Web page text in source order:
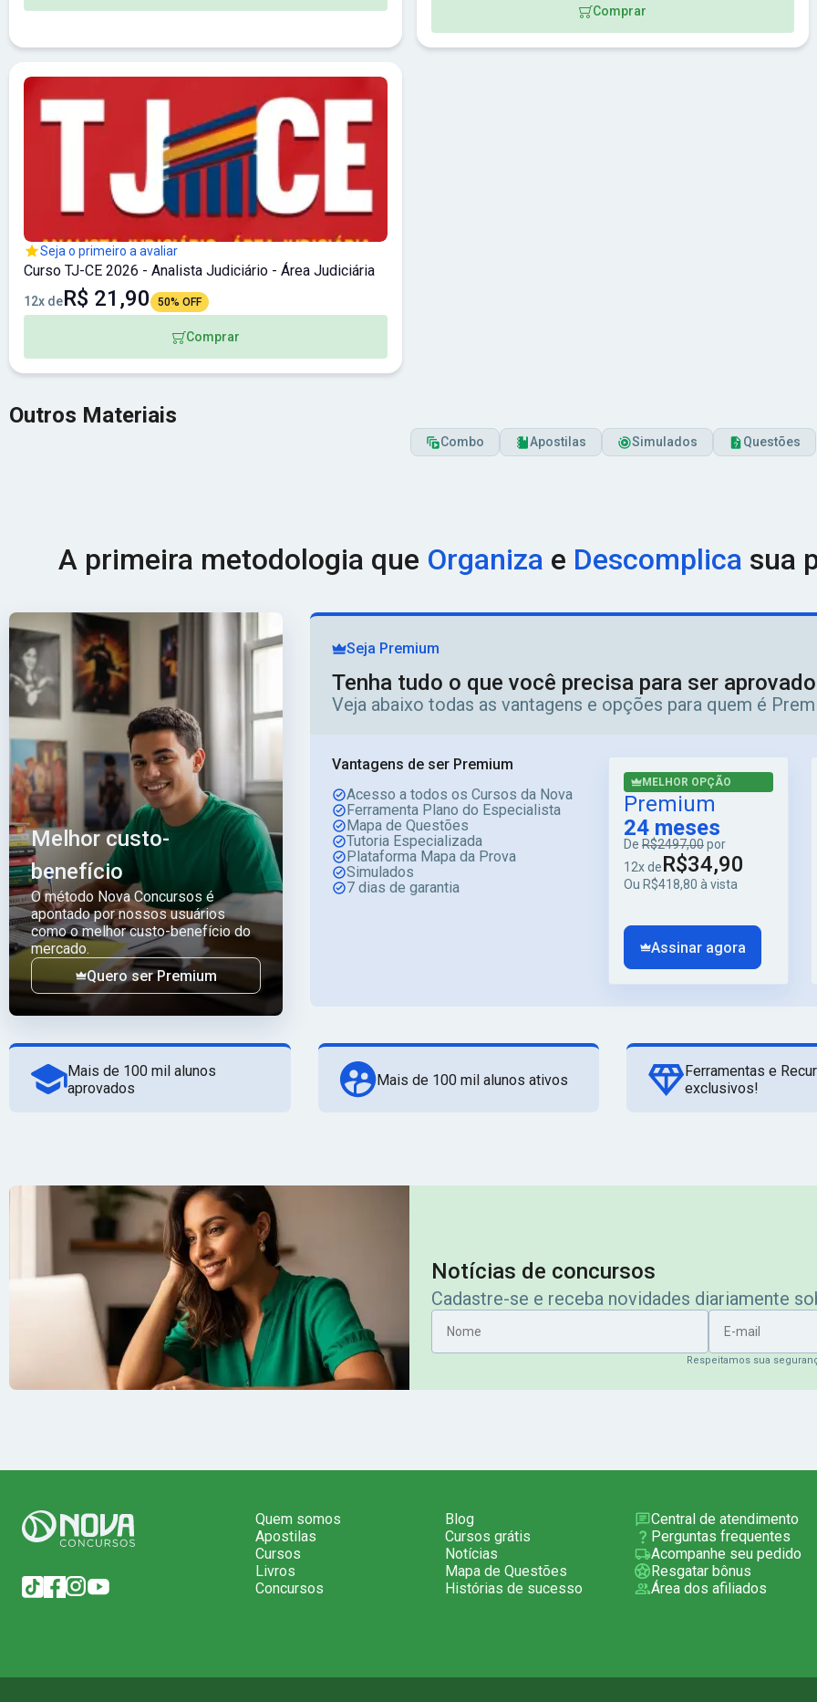
Comprar
Seja o primeiro a avaliar
Curso TJ-CE 2026 - Analista Judiciário - Área Judiciária
12x deR$ 21,90 50% OFF
Comprar
Outros Materiais
Combo Apostilas Simulados Questões
A primeira metodologia que Organiza e Descomplica sua
Melhor custo-
benefício
O método Nova Concursos é
apontado por nossos usuários
como o melhor custo-benefício do
mercado.
Quero ser Premium
Seja Premium
Tenha tudo o que você precisa para ser
Veja abaixo todas as vantagens e opções para quem é
Vantagens de ser Premium
Acesso a todos os Cursos da Nova
Ferramenta Plano do Especialista
Mapa de Questões
Tutoria Especializada
Plataforma Mapa da Prova
Simulados
7 dias de garantia
MELHOR OPÇÃO
Premium
24 meses
De R$2497,00por
12x deR$34,90
Ou R$418,80 à vista
Assinar agora
Mais de 100 mil alunos
aprovados
Mais de 100 mil alunos ativos
Ferramentas e
exclusivos!
Notícias de concursos
Cadastre-se e receba novidades diariamente
Nome
E-mail
Respeitamos sua
Quem somos
Apostilas
Cursos
Livros
Concursos
Blog
Cursos grátis
Notícias
Mapa de Questões
Histórias de sucesso
Central de atendimento
Perguntas frequentes
Acompanhe seu pedido
Resgatar bônus
Área dos afiliados